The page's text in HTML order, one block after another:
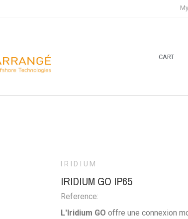
CART
IRIDIUM
IRIDIUM GO IP65
Reference:
L'Iridium GO offre une connexion